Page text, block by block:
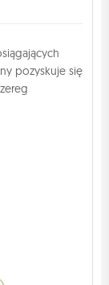
pozyskuje się